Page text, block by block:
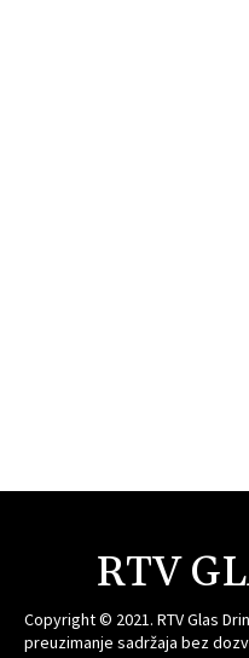
RTV
Copyright © 2021. RTV Glas
preuzimanje sadržaja bez